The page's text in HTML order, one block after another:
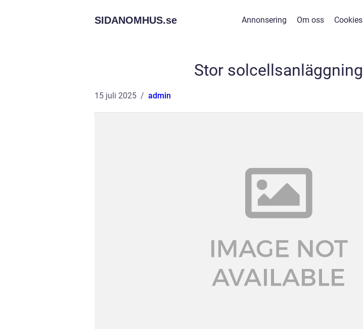
SIDANOMHUS.se Annonsering Om oss Cookies
Stor solcellsanläggning
15 juli 2025 admin